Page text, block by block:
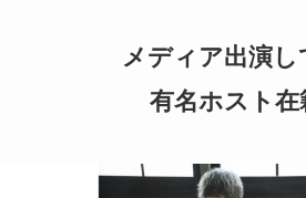
メディア出演し
有名ホスト在